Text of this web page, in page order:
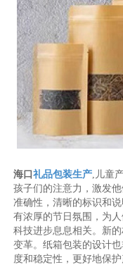
海口礼品包装生产 ,儿童
孩子们的注意力，激发
准确性，清晰的标识和
有浓厚的节日氛围，为
科技进步息息相关。新
变革。纸箱包装的设计
度和稳定性，更好地保